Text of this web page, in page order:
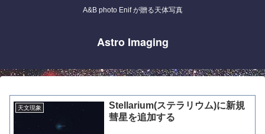
A&B photo Enif が贈る天体写真
Astro Imaging
天文現象
Stellarium(ステラリウム)に新規
彗星を追加する